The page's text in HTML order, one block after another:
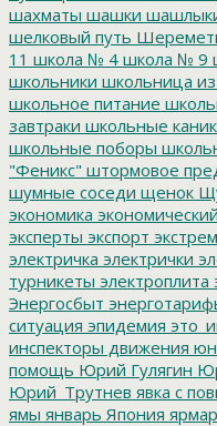
шахматы шашки
шелковый путь
11 школа № 4 школа № 9
школьники школьница
школьное питание
завтраки школьные
школьные поборы
"Феникс" штормовое
шумные соседи щенок
экономика
эксперты экспорт
электричка электрички
турникеты электроплита
Энергосбыт
ситуация эпидемия
инспекторы движения
помощь Юрий Гулягин
Юрий_Трутнев явка с
ямы январь Япония